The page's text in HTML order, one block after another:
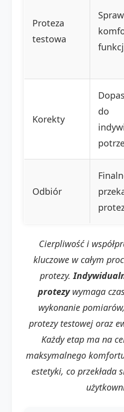
Proteza
testowa
Korekty
do
Odbiór
Cierpliwość i
kluczowe w całym
protezy.
protezywymaga
wykonanie
protezy testowej oraz
Każdy etap ma na
maksymalnego
estetyki, co przekłada